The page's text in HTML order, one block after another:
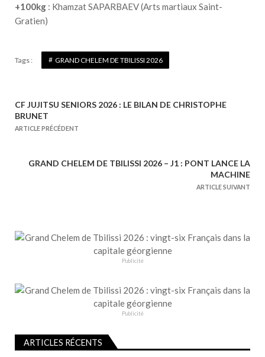
+100kg : Khamzat SAPARBAEV (Arts martiaux Saint-
Gratien)
Tags : GRAND CHELEM DE TBILISSI 2026
N
a
o
e
CF JUJITSU SENIORS 2026 : LE BILAN DE CHRISTOPHE
BRUNET
ARTICLE PRÉCÉDENT
GRAND CHELEM DE TBILISSI 2026 – J1 : PONT LANCE LA
MACHINE
ARTICLE SUIVANT
Publicité
Publicité
ARTICLES RÉCENTS